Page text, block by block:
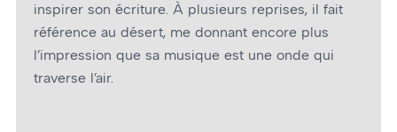
inspirer son écriture. À plusieurs reprises, il fait
référence au désert, me donnant encore plus
l’impression que sa musique est une onde qui
traverse l’air.